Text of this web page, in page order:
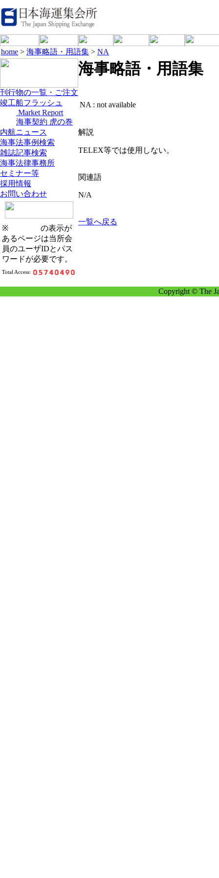
home > 海事略語・用語集 > NA
刊行物の一覧・ご注文
竣工船フラッシュ
Market Report
海事契約 虎の巻
内航ニュース
海事法事例検索
雑誌記事検索
海事法律事務所
セミナー等
採用情報
お問い合わせ
※
の表示が
あるページは当所会
員のユーザIDとパス
ワードが必要です。
Total Access:
海事略語・用語集
NA : not available
解説
TELEX等では使用しない。
関連語
N/A
一覧へ戻る
Copyright © The